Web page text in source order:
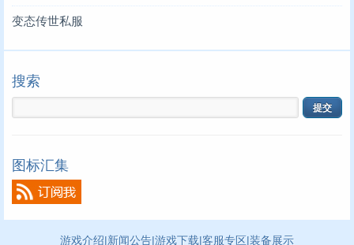
变态传世私服
搜索
图标汇集
游戏介绍|新闻公告|游戏下载|客服专区|装备展示